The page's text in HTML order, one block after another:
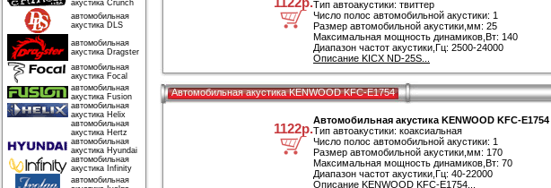
акустика Crunch
автомобильная
акустика DLS
автомобильная
акустика Dragster
автомобильная
акустика Focal
автомобильная
акустика Fusion
автомобильная
акустика Helix
автомобильная
акустика Hertz
автомобильная
акустика Hyundai
автомобильная
акустика Infinity
автомобильная
Тип автоакустики: твиттер
Число полос автомобильной акустики: 1
Размер автомобильной акустики,мм: 25
Максимальная мощность динамиков,Вт: 140
Диапазон частот акустики,Гц: 2500-24000
Описание KICX ND-25S...
Автомобильная акустика KENWOOD KFC-E1754
1122р.
Автомобильная акустика KENWOOD KFC-E1754
Тип автоакустики: коаксиальная
Число полос автомобильной акустики: 1
Размер автомобильной акустики,мм: 170
Максимальная мощность динамиков,Вт: 70
Диапазон частот акустики,Гц: 40-22000
Описание KENWOOD KFC-E1754...